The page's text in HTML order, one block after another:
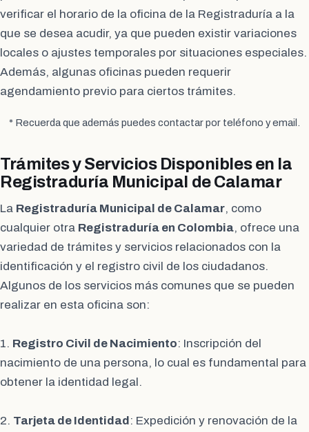
verificar el horario de la oficina de la Registraduría a la
que se desea acudir, ya que pueden existir variaciones
locales o ajustes temporales por situaciones especiales.
Además, algunas oficinas pueden requerir
agendamiento previo para ciertos trámites.
* Recuerda que además puedes contactar por teléfono y email.
Trámites y Servicios Disponibles en la
Registraduría Municipal de Calamar
La Registraduría Municipal de Calamar, como
cualquier otra Registraduría en Colombia, ofrece una
variedad de trámites y servicios relacionados con la
identificación y el registro civil de los ciudadanos.
Algunos de los servicios más comunes que se pueden
realizar en esta oficina son:
1. Registro Civil de Nacimiento: Inscripción del
nacimiento de una persona, lo cual es fundamental para
obtener la identidad legal.
2. Tarjeta de Identidad: Expedición y renovación de la